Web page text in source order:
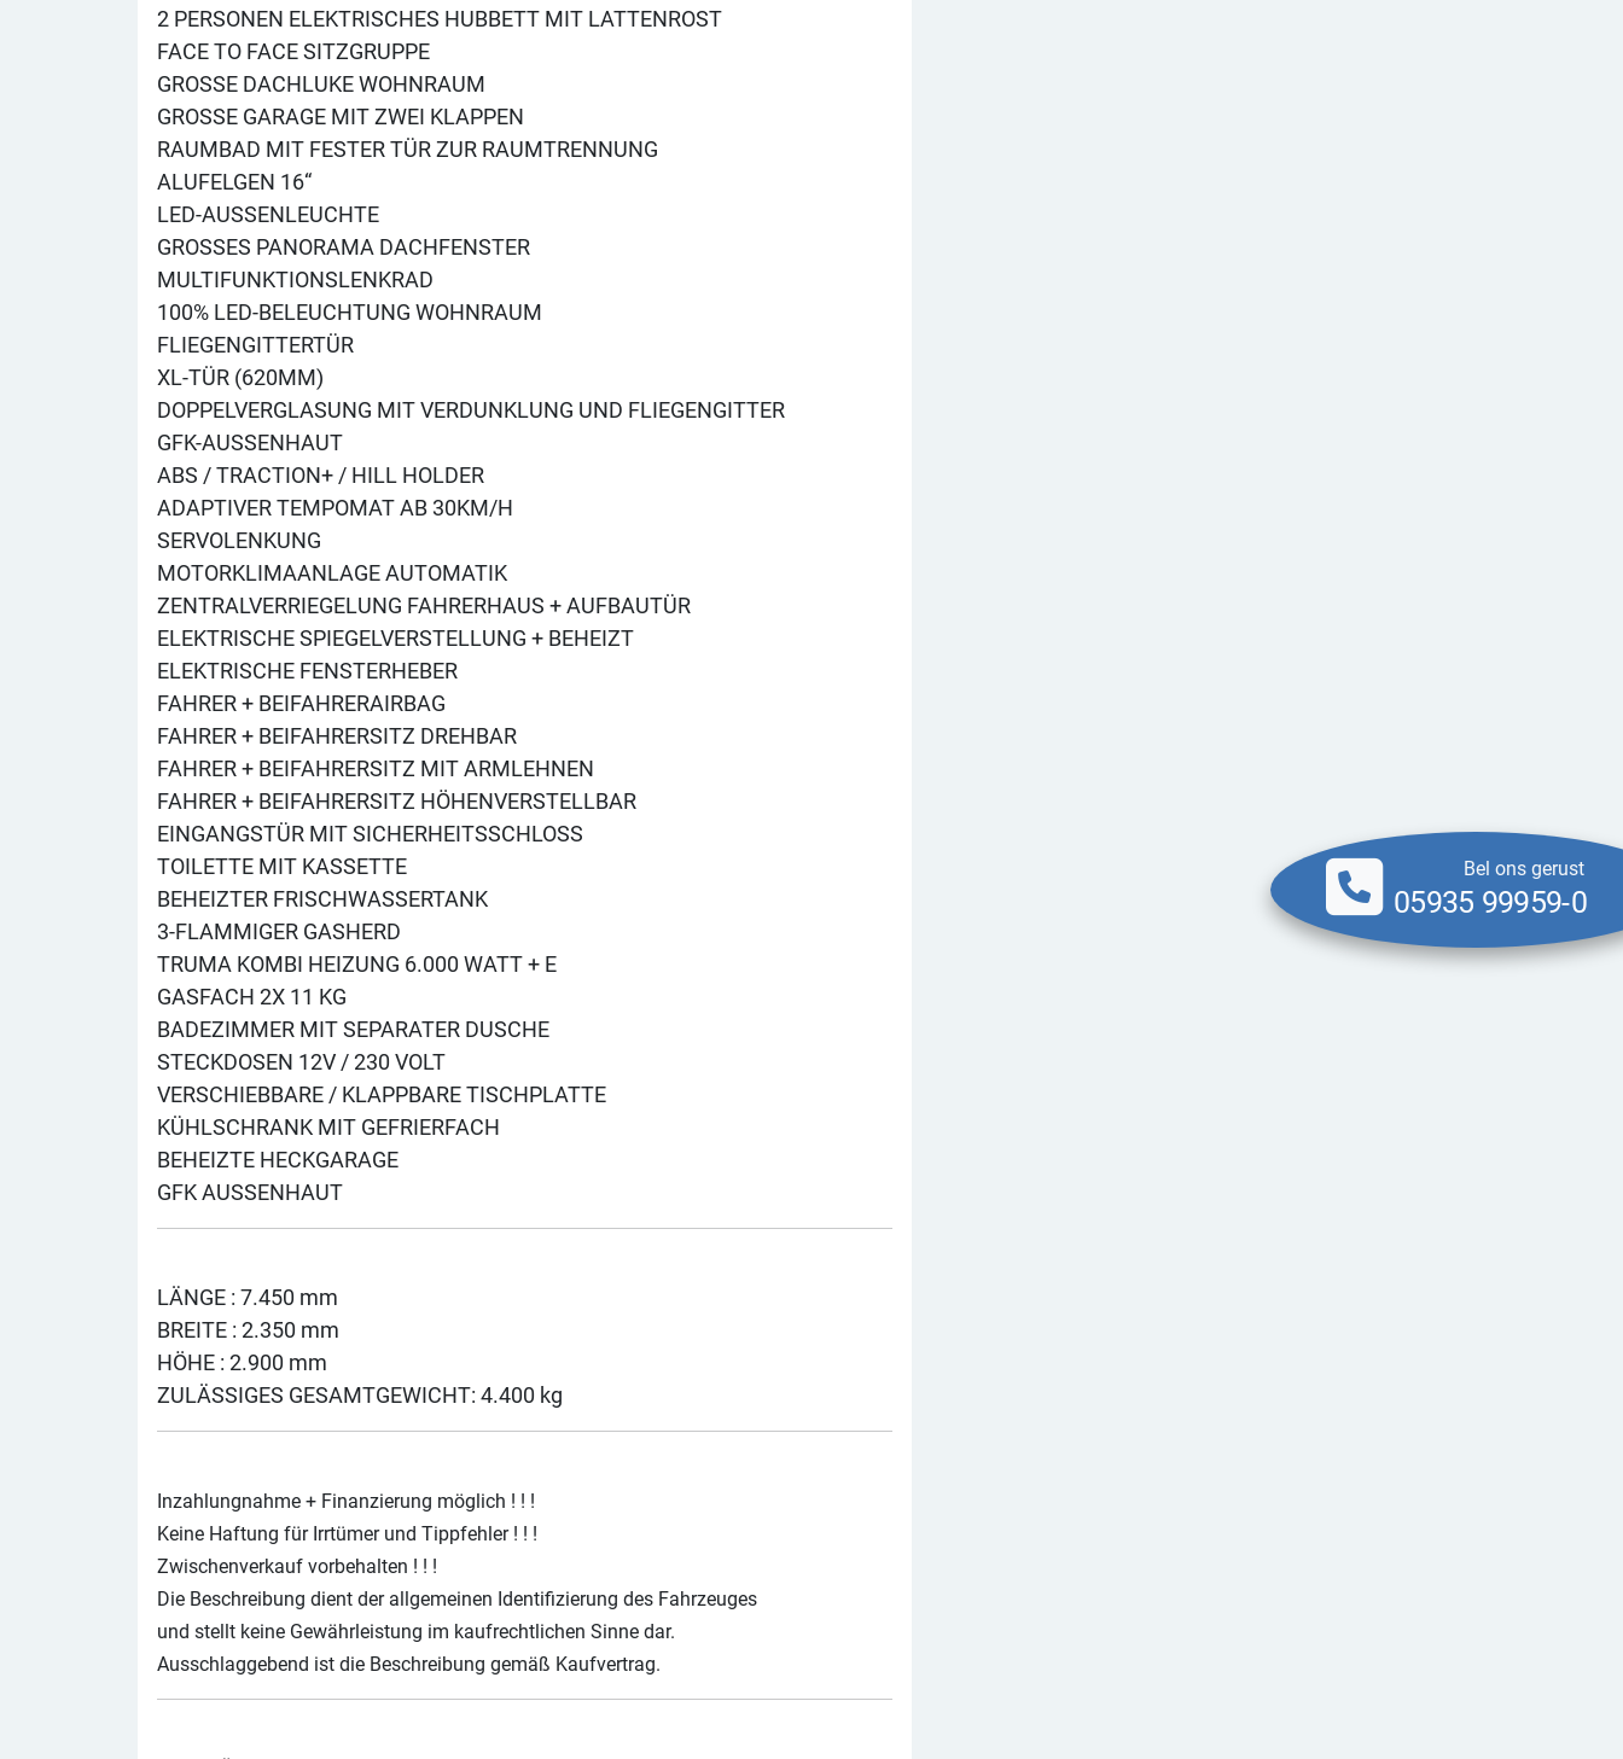
2 PERSONEN ELEKTRISCHES HUBBETT MIT LATTENROST
FACE TO FACE SITZGRUPPE
GROSSE DACHLUKE WOHNRAUM
GROSSE GARAGE MIT ZWEI KLAPPEN
RAUMBAD MIT FESTER TÜR ZUR RAUMTRENNUNG
ALUFELGEN 16“
LED-AUSSENLEUCHTE
GROSSES PANORAMA DACHFENSTER
MULTIFUNKTIONSLENKRAD
100% LED-BELEUCHTUNG WOHNRAUM
FLIEGENGITTERTÜR
XL-TÜR (620MM)
DOPPELVERGLASUNG MIT VERDUNKLUNG UND FLIEGENGITTER
GFK-AUSSENHAUT
ABS / TRACTION+ / HILL HOLDER
ADAPTIVER TEMPOMAT AB 30KM/H
SERVOLENKUNG
MOTORKLIMAANLAGE AUTOMATIK
ZENTRALVERRIEGELUNG FAHRERHAUS + AUFBAUTÜR
ELEKTRISCHE SPIEGELVERSTELLUNG + BEHEIZT
ELEKTRISCHE FENSTERHEBER
FAHRER + BEIFAHRERAIRBAG
FAHRER + BEIFAHRERSITZ DREHBAR
FAHRER + BEIFAHRERSITZ MIT ARMLEHNEN
FAHRER + BEIFAHRERSITZ HÖHENVERSTELLBAR
EINGANGSTÜR MIT SICHERHEITSSCHLOSS
TOILETTE MIT KASSETTE
BEHEIZTER FRISCHWASSERTANK
3-FLAMMIGER GASHERD
TRUMA KOMBI HEIZUNG 6.000 WATT + E
GASFACH 2X 11 KG
BADEZIMMER MIT SEPARATER DUSCHE
STECKDOSEN 12V / 230 VOLT
VERSCHIEBBARE / KLAPPBARE TISCHPLATTE
KÜHLSCHRANK MIT GEFRIERFACH
BEHEIZTE HECKGARAGE
GFK AUSSENHAUT
LÄNGE : 7.450 mm
BREITE : 2.350 mm
HÖHE : 2.900 mm
ZULÄSSIGES GESAMTGEWICHT: 4.400 kg
Inzahlungnahme + Finanzierung möglich ! ! !
Keine Haftung für Irrtümer und Tippfehler ! ! !
Zwischenverkauf vorbehalten ! ! !
Die Beschreibung dient der allgemeinen Identifizierung des Fahrzeuges
und stellt keine Gewährleistung im kaufrechtlichen Sinne dar.
Ausschlaggebend ist die Beschreibung gemäß Kaufvertrag.
Bel ons gerust
05935 99959-0